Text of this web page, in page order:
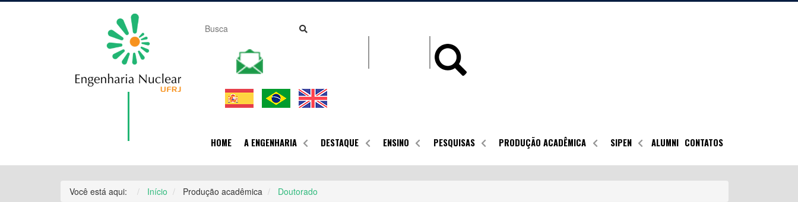
HOME A ENGENHARIA DESTAQUE ENSINO PESQUISAS PRODUÇÃO ACADÊMICA SIPEN ALUMNI CONTATOS
Você está aqui: Início Produção acadêmica Doutorado